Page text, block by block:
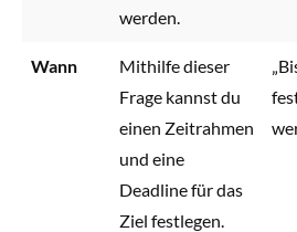
werden.
Wann
Mithilfe dieser
Frage kannst du
einen Zeitrahmen
und eine
Deadline für das
Ziel festlegen.